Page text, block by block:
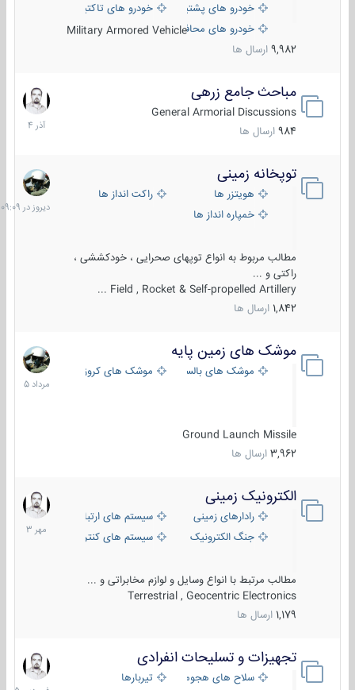
خودرو های پشتیبانی آتش ، شناسایی و ضد تانک
خودرو های تاکتیکی نظامی
خودرو های محافظت شدهMilitary Armored Vehicle
9,982 ارسال ها
مباحث جامع زرهی
General Armorial Discussions
984 ارسال ها
7
آذر
1404
توپخانه زمینی
هویتزر ها
راکت انداز ها
خمپاره انداز ها
مطالب مربوط به انواع توپهای صحرایی ، خودکششی ،
راکتی و ...
Field , Rocket & Self-propelled Artillery ...
1,842 ارسال ها
دیروز
در
09:09
موشک های زمین پایه
موشک های بالستیک موشک های کروز
Ground Launch Missile
3,962 ارسال ها
2
مرداد
1405
الکترونیک زمینی
رادارهای زمینی
سیستم های ارتباطی و جمع آوری
جنگ الکترونیک
سیستم های کنترل آتش و تجهیزات
مطالب مرتبط با انواع وسایل و لوازم مخابراتی و ...
Terrestrial , Geocentric Electronics
1,179 ارسال ها
1
مهر
1403
تجهیزات و تسلیحات انفرادی
سلاح های هجومی
تیربارها
17
فروردین